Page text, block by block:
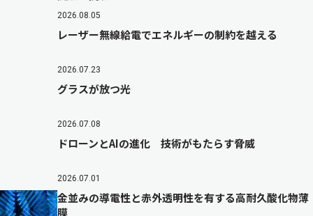
2026.08.05
レーザー無線給電でエネルギーの制約を越える
2026.07.23
グラスが放つ光
2026.07.08
ドローンとAIの進化 技術がもたらす脅威
2026.07.01
金並みの導電性と赤外透明性を有する高耐久酸化物薄
膜